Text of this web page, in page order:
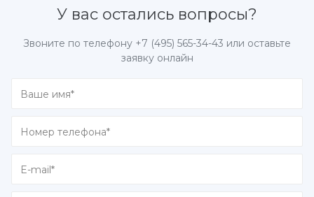
У вас остались вопросы?
Звоните по телефону +7 (495) 565-34-43 или оставьте
заявку онлайн